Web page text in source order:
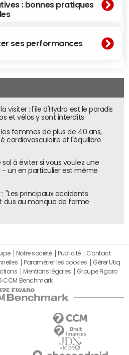
: bonnes pratiques
ses performances
visiter : l'île d'Hydra est le paradis
et vélos y sont interdits
les femmes de plus de 40 ans,
cardiovasculaire et l'équilibre
à éviter si vous voulez une
un en particulier est même
"Les principaux accidents
dus au manque de forme
Notre société Publicité
Contact
Paramétrer les cookies
Gérer Utiq
Mentions légales
Groupe Figaro
CCM Benchmark